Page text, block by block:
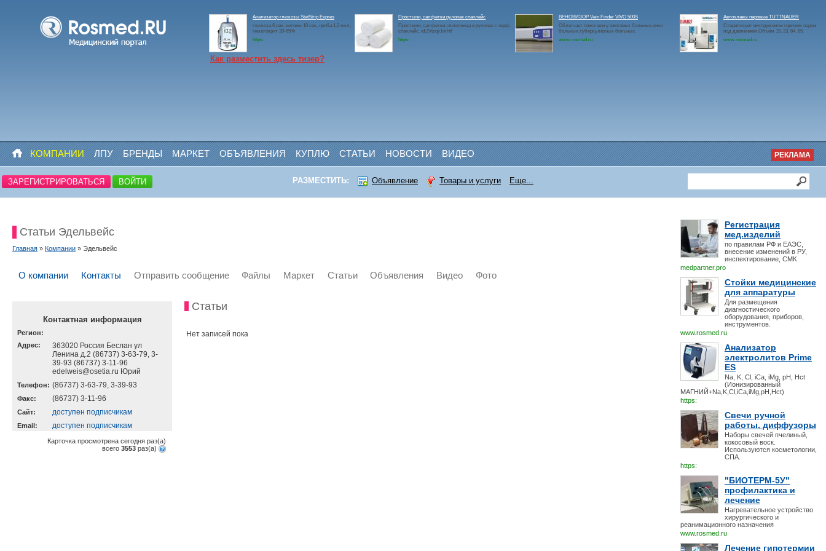
Анализатор глюкозы StatStrip Expres
глюкоза 6 сек, кетоны 10 сек, проба 1.2 мкл,
гематокрит 20-65%
https:
Простыни, салфетки рулонах спанлейс
Простыни, салфетки, полотенца в рулонах с перф.
спанлейс. id:2Vtzqx1mhtf
https:
ВЕНОВИЗОР Vein Finder VIVO 500S
Облегчает поиск вен у ожоговых больных,онко
больных,туберкулёзных больных.
www.rosmed.ru
Автоклавы паровые TUTTNAUER
Стерилизует инструменты горячим паром
под давлением.Объём 19, 23, 64, 85.
www.rosmed.ru
Как разместить здесь тизер?
КОМПАНИИ ЛПУ БРЕНДЫ МАРКЕТ ОБЪЯВЛЕНИЯ КУПЛЮ СТАТЬИ НОВОСТИ ВИДЕО РЕКЛАМА
ЗАРЕГИСТРИРОВАТЬСЯ ВОЙТИ РАЗМЕСТИТЬ: Объявление Товары и услуги Еще...
Регистрация
мед.изделий
по правилам РФ и ЕАЭС,
внесение изменений в РУ,
инспектирование, СМК
medpartner.pro
Стойки медицинские
для аппаратуры
Для размещения
диагностического
оборудования, приборов,
инструментов.
www.rosmed.ru
Анализатор
электролитов Prime
ES
Na, K, Cl, iCa, iMg, pH, Hct
(Ионизированный
МАГНИЙ+Na,K,Cl,iCa,iMg,pH,Hct)
https:
Свечи ручной
работы, диффузоры
Наборы свечей пчелиный,
кокосовый воск.
Используются косметологии,
СПА.
https:
"БИОТЕРМ-5У"
профилактика и
лечение
Нагревательное устройство
хирургического и
реанимационного назначения
www.rosmed.ru
Лечение гипотермии
Статьи Эдельвейс
Главная » Компании » Эдельвейс
О компании Контакты Отправить сообщение Файлы Маркет Статьи Объявления Видео Фото
Контактная информация
Регион:
Адрес:
363020 Россия Беслан ул
Ленина д.2 (86737) 3-63-79, 3-
39-93 (86737) 3-11-96
edelweis@osetia.ru Юрий
Телефон: (86737) 3-63-79, 3-39-93
Факс: (86737) 3-11-96
Cайт: доступен подписчикам
Email: доступен подписчикам
Карточка просмотрена сегодня раз(a)
всего 3553 раз(a)
Статьи
Нет записей пока